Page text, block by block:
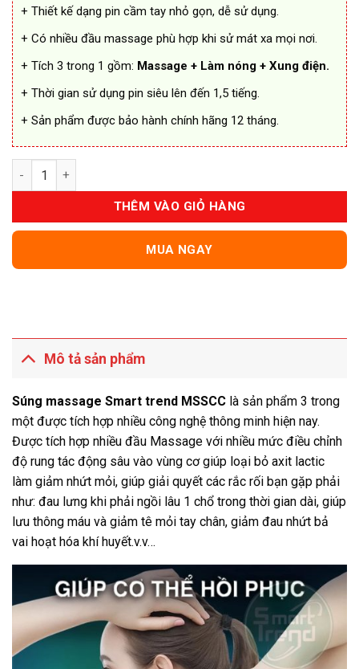
+ Thiết kế dạng pin cầm tay nhỏ gọn, dễ sử dụng.
+ Có nhiều đầu massage phù hợp khi sử mát xa mọi nơi.
+ Tích 3 trong 1 gồm: Massage + Làm nóng + Xung điện.
+ Thời gian sử dụng pin siêu lên đến 1,5 tiếng.
+ Sản phẩm được bảo hành chính hãng 12 tháng.
Súng Massage Smart Trend MSCC Đa Năng số lượng
THÊM VÀO GIỎ HÀNG
MUA NGAY
Mô tả sản phẩm
Súng massage Smart trend MSSCC là sản phẩm 3 trong
một được tích hợp nhiều công nghệ thông minh hiện nay.
Được tích hợp nhiều đầu Massage với nhiều mức điều chỉnh
độ rung tác động sâu vào vùng cơ giúp loại bỏ axit lactic
làm giảm nhứt mỏi, giúp giải quyết các rắc rối bạn gặp phải
như: đau lưng khi phải ngồi lâu 1 chổ trong thời gian dài, giúp
lưu thông máu và giảm tê mỏi tay chân, giảm đau nhứt bả
vai hoạt hóa khí huyết.v.v…